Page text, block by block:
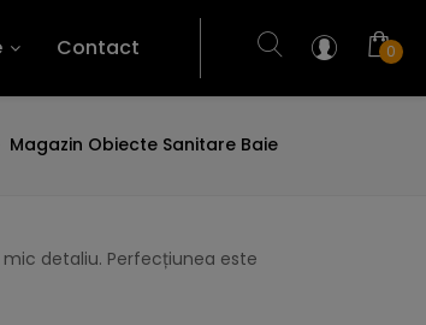
Contact 0
Magazin Obiecte Sanitare Baie
detaliu. Perfecțiunea este